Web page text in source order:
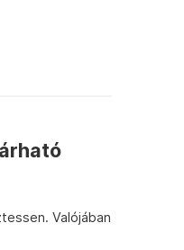
Valójában